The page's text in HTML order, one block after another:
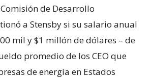
de Desarrollo
a Stensby si su salario anual
mil y $1 millón de dólares – de
promedio de los CEO que
de energía en Estados